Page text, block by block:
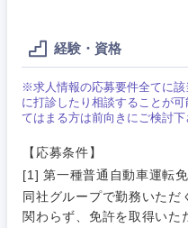
経験・資格
※求人情報の応募要件全てに該
に打診したり相談することが
てはまる方は前向きにご検討下
【応募条件】
[1] 第一種普通自動車運転
同社グループで勤務いただ
関わらず、免許を取得いた
クリエイ
ティブ
コンサル
タント
専門職
コンサルタント
専門職
技術職（IT）、Webサ
技術職（モノづくり）
建設・不動産
小売・通販・外食
上場企業
外資系企業
転勤なし
フルリモート